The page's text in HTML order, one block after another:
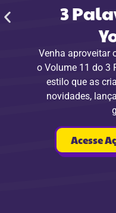
3
Venha aproveitar
o Volume 11 do 3
estilo que as
novidades,
Acesse